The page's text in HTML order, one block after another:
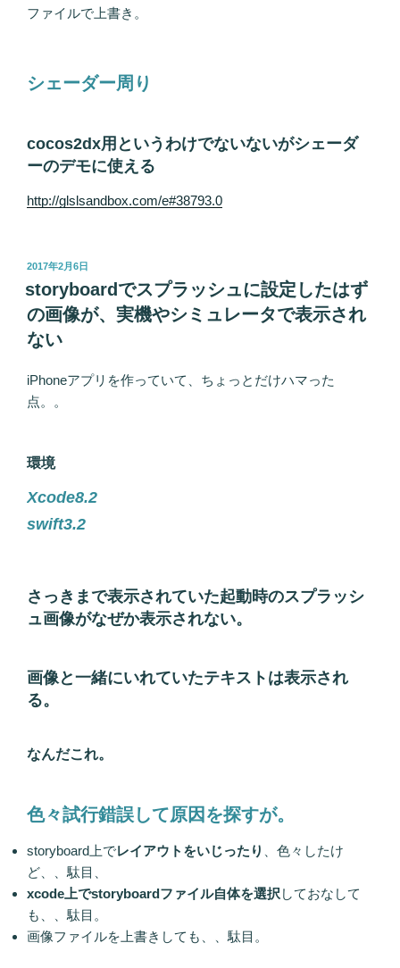
ファイルで上書き。
シェーダー周り
cocos2dx用というわけでないないがシェーダ
ーのデモに使える
http://glslsandbox.com/e#38793.0
投
日:
2017年2月6日
storyboardでスプラッシュに設定したはず
の画像が、実機やシミュレータで表示され
ない
iPhoneアプリを作っていて、ちょっとだけハマった
点。。
環境
Xcode8.2
swift3.2
さっきまで表示されていた起動時のスプラッシ
ュ画像がなぜか表示されない。
画像と一緒にいれていたテキストは表示され
る。
なんだこれ。
色々試行錯誤して原因 を探すが。
storyboard上でレイアウトをいじったり
、色々したけ
ど、、駄目、
xcode上でstoryboardファイル自体を選択 しておなして
も、、駄目。
画像ファイルを上書きしても、、駄目。